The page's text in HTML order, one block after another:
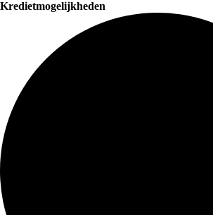
Kredietmogelijkheden